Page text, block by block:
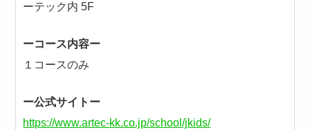
ーテック内 5F
ーコース内容ー
１コースのみ
ー公式サイトー
https://www.artec-kk.co.jp/school/jkids/